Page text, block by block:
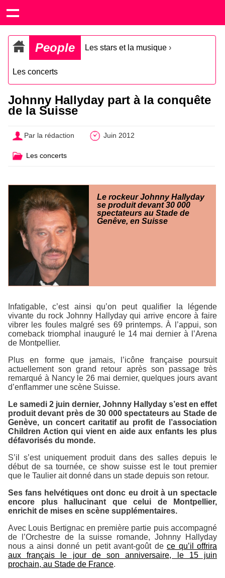
People Les stars et la musique ›
Les concerts
Johnny Hallyday part à la conquête
de la Suisse
Par la rédaction Juin 2012
Les concerts
Le rockeur Johnny Hallyday
se produit devant 30 000
spectateurs au Stade de
Genêve, en Suisse
Infatigable, c’est ainsi qu’on peut qualifier la légende
vivante du rock Johnny Hallyday qui arrive encore à faire
vibrer les foules malgré ses 69 printemps. À l’appui, son
comeback triomphal inauguré le 14 mai dernier à l’Arena
de Montpellier.
Plus en forme que jamais, l’icône française poursuit
actuellement son grand retour après son passage très
remarqué à Nancy le 26 mai dernier, quelques jours avant
d’enflammer une scène Suisse.
Le samedi 2 juin dernier, Johnny Hallyday s’est en effet
produit devant près de 30 000 spectateurs au Stade de
Genève, un concert caritatif au profit de l’association
Children Action qui vient en aide aux enfants les plus
défavorisés du monde.
S’il s’est uniquement produit dans des salles depuis le
début de sa tournée, ce show suisse est le tout premier
que le Taulier ait donné dans un stade depuis son retour.
Ses fans helvétiques ont donc eu droit à un spectacle
encore plus hallucinant que celui de Montpellier,
enrichit de mises en scène supplémentaires.
Avec Louis Bertignac en première partie puis accompagné
de l’Orchestre de la suisse romande, Johnny Hallyday
nous a ainsi donné un petit avant-goût de ce qu’il offrira
aux français le jour de son anniversaire, le 15 juin
prochain, au Stade de France.